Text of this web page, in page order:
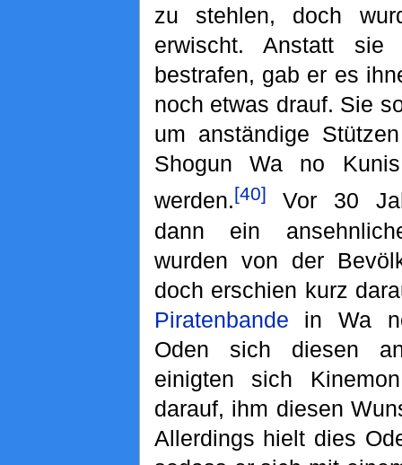
zu stehlen, doch
erwischt. Anstatt
bestrafen, gab er es
noch etwas drauf. Sie
um anständige
Shogun Wa no
werden.[40]
Vor 30
dann ein
wurden von der
doch erschien kurz
Piratenbande in Wa
Oden sich diesen
einigten sich
darauf, ihm diesen
Allerdings hielt dies